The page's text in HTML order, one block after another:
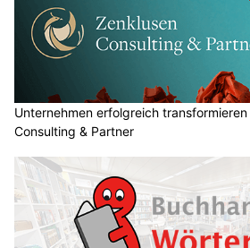
Unternehmen erfolgreich
Consulting & Partner